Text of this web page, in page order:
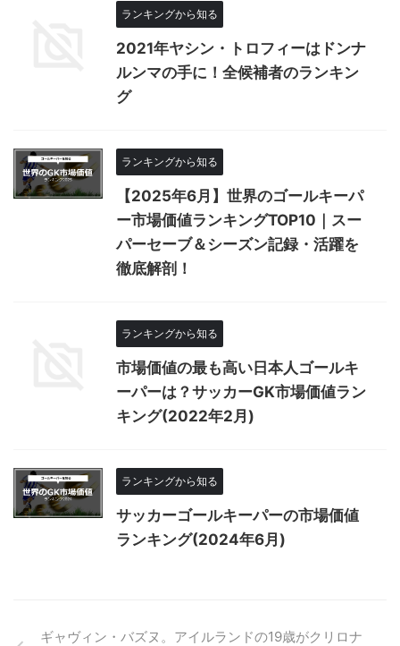
ランキングから知る
2021年ヤシン・トロフィーはドンナ
ルンマの手に！全候補者のランキン
グ
ランキングから知る
【2025年6月】世界のゴールキーパ
ー市場価値ランキングTOP10｜スー
パーセーブ＆シーズン記録・活躍を
徹底解剖！
ランキングから知る
市場価値の最も高い日本人ゴールキ
ーパーは？サッカーGK市場価値ラン
キング(2022年2月)
ランキングから知る
サッカーゴールキーパーの市場価値
ランキング(2024年6月)
ギャヴィン・バズヌ。アイルランドの19歳がクリロナ